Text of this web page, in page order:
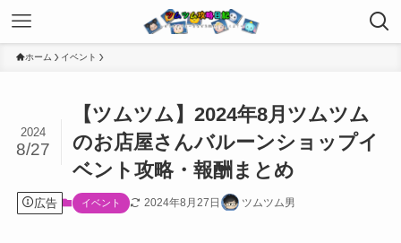
ホーム イベント
【ツムツム】2024年8月ツムツム
のお店屋さんバルーンショップイ
ベント攻略・報酬まとめ
2024
8/27
広告 イベント 2024年8月27日 ツムツム男